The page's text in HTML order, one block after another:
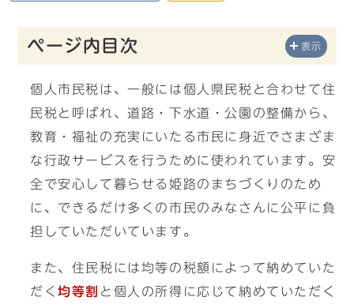
ページ内目次 表示
個人市民税は、一般には個人県民税と合わせて住
民税と呼ばれ、道路・下水道・公園の整備から、
教育・福祉の充実にいたる市民に身近でさまざま
な行政サービスを行うために使われています。安
全で安心して暮らせる姫路のまちづくりのため
に、できるだけ多くの市民のみなさんに公平に負
担していただいています。
また、住民税には均等の税額によって納めていた
だく均等割 と個人の所得に応じて納めていただく